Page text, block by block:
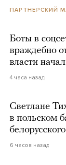
ПАРТНЕРСКИЙ
Боты в
враждебно
власти
4 часа назад
Светлане
в польском
6 часов назад